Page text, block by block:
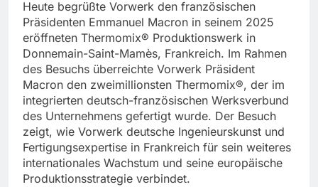
Heute begrüßte Vorwerk den französischen
Präsidenten Emmanuel Macron in seinem 2025
eröffneten Thermomix® Produktionswerk in
Donnemain-Saint-Mamès, Frankreich. Im Rahmen
des Besuchs überreichte Vorwerk Präsident
Macron den zweimillionsten Thermomix®, der im
integrierten deutsch-französischen Werksverbund
des Unternehmens gefertigt wurde. Der Besuch
zeigt, wie Vorwerk deutsche Ingenieurskunst und
Fertigungsexpertise in Frankreich für sein weiteres
internationales Wachstum und seine europäische
Produktionsstrategie verbindet.